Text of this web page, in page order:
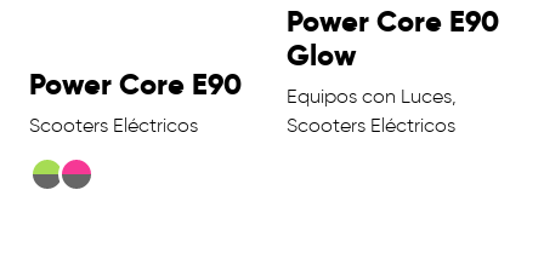
Power Core E90
Scooters Eléctricos
Power Core E90
Glow
Equipos con Luces,
Scooters Eléctricos